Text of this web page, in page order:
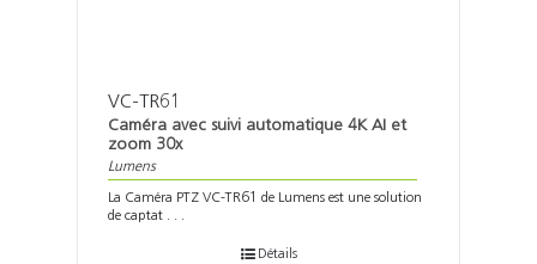
VC-TR61
Caméra avec suivi automatique 4K AI et
zoom 30x
Lumens
La Caméra PTZ VC-TR61 de Lumens est une solution
de captat . . .
Détails